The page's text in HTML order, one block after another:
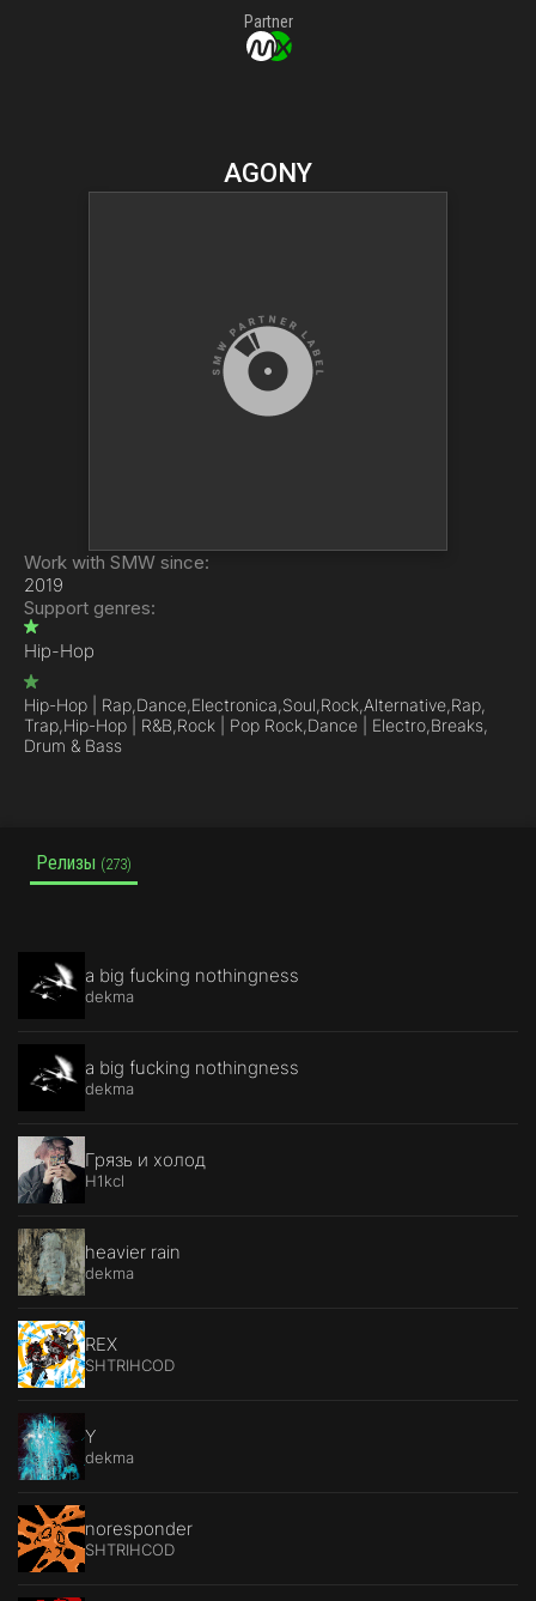
Partner
AGONY
Work with SMW since:
2019
Support genres:
Hip-Hop
Hip-Hop | Rap,Dance,Electronica,Soul,Rock,Alternative,Rap,
Trap,Hip-Hop | R&B,Rock | Pop Rock,Dance | Electro,Breaks,
Drum & Bass
Релизы (273)
a big fucking nothingness
dekma
a big fucking nothingness
dekma
Грязь и холод
H1kcl
heavier rain
dekma
REX
SHTRIHCOD
Y
dekma
noresponder
SHTRIHCOD